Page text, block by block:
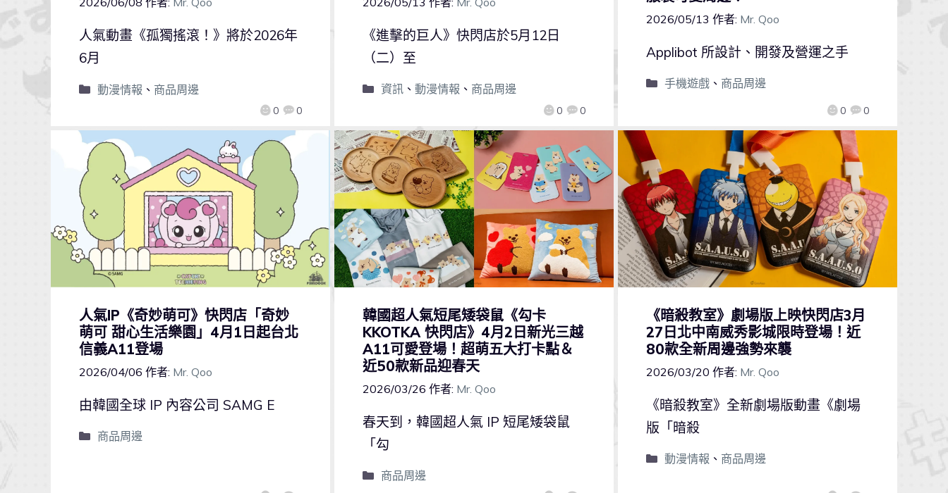
0 0
人氣動畫《孤獨搖滾！》將於2026年
6月
動漫情報 、 商品周邊
0 0
《進擊的巨人》快閃店於5月12日
（二）至
資訊、 動漫情報 、 商品周邊
2026/05/13 作者: Mr. Qoo
0 0
Applibot 所設計、開發及營運之手
手機遊戲、 商品周邊
人氣IP《奇妙萌可》快閃店「奇妙
萌可 甜心生活樂園」4月1日起台北
信義A11登場
2026/04/06 作者: Mr. Qoo
由韓國全球 IP 內容公司 SAMG E
商品周邊
韓國超人氣短尾矮袋鼠《勾卡
KKOTKA 快閃店》4月2日新光三越
A11可愛登場！超萌五大打卡點＆
近50款新品迎春天
2026/03/26 作者: Mr. Qoo
春天到，韓國超人氣 IP 短尾矮袋鼠
「勾
商品周邊
《暗殺教室》劇場版上映快閃店3月
27日北中南威秀影城限時登場！近
80款全新周邊強勢來襲
2026/03/20 作者: Mr. Qoo
《暗殺教室》全新劇場版動畫《劇場
版「暗殺
動漫情報 、 商品周邊